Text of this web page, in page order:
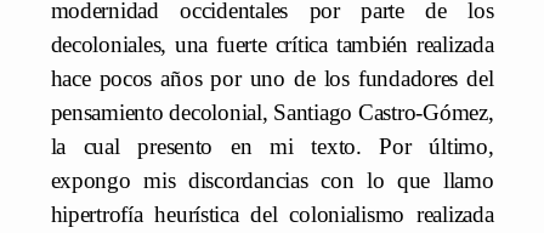
modernidad occidentales por parte de los
decoloniales, una fuerte crítica también realizada
hace pocos años por uno de los fundadores del
pensamiento decolonial, Santiago Castro-Gómez,
la cual presento en mi texto. Por último,
expongo mis discordancias con lo que llamo
hipertrofía heurística del colonialismo realizada